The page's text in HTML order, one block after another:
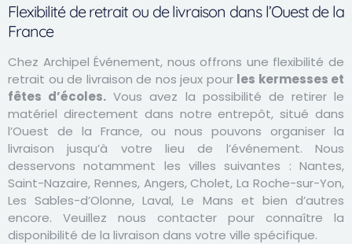
Flexibilité de retrait ou de livraison dans l’Ouest de la
France
Chez Archipel Événement, nous offrons une flexibilité de
retrait ou de livraison de nos jeux pour les kermesses et
fêtes d’écoles. Vous avez la possibilité de retirer le
matériel directement dans notre entrepôt, situé dans
l’Ouest de la France, ou nous pouvons organiser la
livraison jusqu’à votre lieu de l’événement. Nous
desservons notamment les villes suivantes : Nantes,
Saint-Nazaire, Rennes, Angers, Cholet, La Roche-sur-Yon,
Les Sables-d’Olonne, Laval, Le Mans et bien d’autres
encore. Veuillez nous contacter pour connaître la
disponibilité de la livraison dans votre ville spécifique.